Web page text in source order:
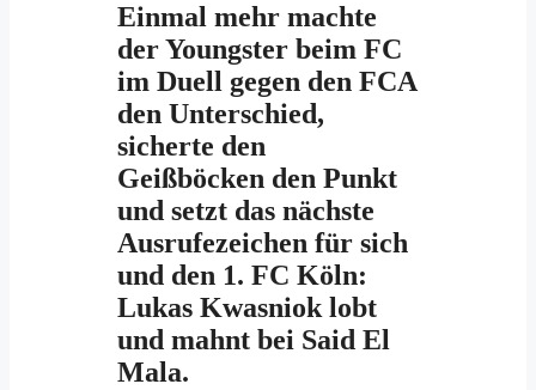
Einmal mehr machte
der Youngster beim FC
im Duell gegen den FCA
den Unterschied,
sicherte den
Geißböcken den Punkt
und setzt das nächste
Ausrufezeichen für sich
und den 1. FC Köln:
Lukas Kwasniok lobt
und mahnt bei Said El
Mala.